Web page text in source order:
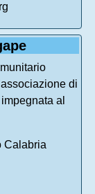
di
al
Calabria